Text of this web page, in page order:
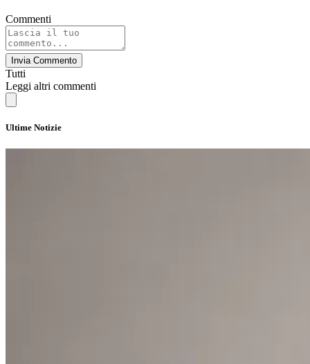
Commenti
Invia Commento
Tutti
Leggi altri commenti
Ultime Notizie